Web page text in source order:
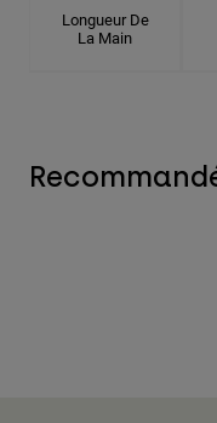
Longueur De
La Main